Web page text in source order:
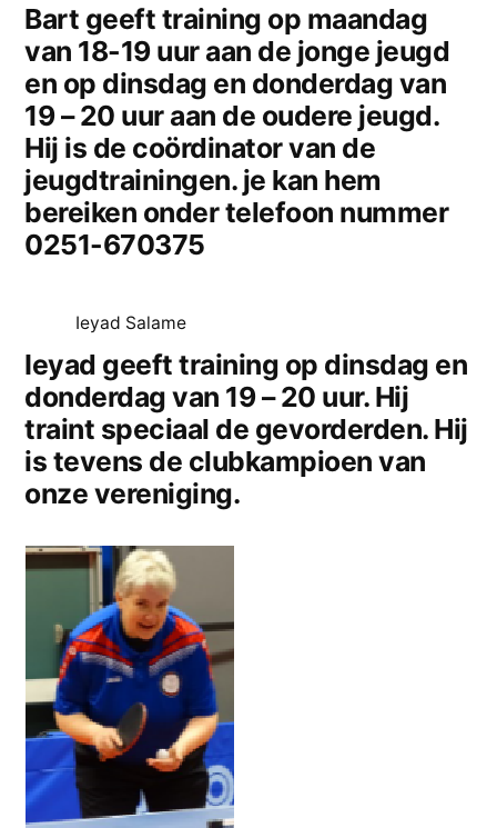
Bart geeft training op maandag
van 18-19 uur aan de jonge jeugd
en op dinsdag en donderdag van
19 – 20 uur aan de oudere jeugd.
Hij is de coördinator van de
jeugdtrainingen. je kan hem
bereiken onder telefoon nummer
0251-670375
Ieyad Salame
Ieyad geeft training op dinsdag en
donderdag van 19 – 20 uur. Hij
traint speciaal de gevorderden. Hij
is tevens de clubkampioen van
onze vereniging.